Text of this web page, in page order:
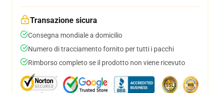
Transazione sicura
Consegna mondiale a domicilio
Numero di tracciamento fornito per tutti i pacchi
Rimborso completo se il prodotto non viene ricevuto